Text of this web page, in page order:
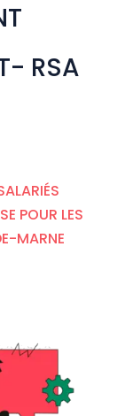
RSA
POUR LES
MARNE